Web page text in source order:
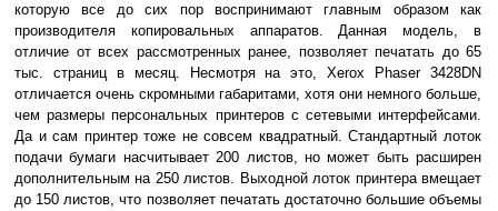
которую все до сих пор воспринимают главным образом как
производителя копировальных аппаратов. Данная модель, в
отличие от всех рассмотренных ранее, позволяет печатать до 65
тыс. страниц в месяц. Несмотря на это, Xerox Phaser 3428DN
отличается очень скромными габаритами, хотя они немного больше,
чем размеры персональных принтеров с сетевыми интерфейсами.
Да и сам принтер тоже не совсем квадратный. Стандартный лоток
подачи бумаги насчитывает 200 листов, но может быть расширен
дополнительным на 250 листов. Выходной лоток принтера вмещает
до 150 листов, что позволяет печатать достаточно большие объемы